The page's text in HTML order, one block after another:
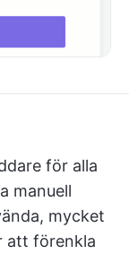
för alla
manuell
mycket
att förenkla